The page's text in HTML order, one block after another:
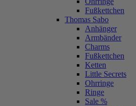
Fußkettchen
Thomas Sabo
Anhänger
Armbänder
Charms
Fußkettchen
Ketten
Little Secrets
Ohrringe
Ringe
Sale %